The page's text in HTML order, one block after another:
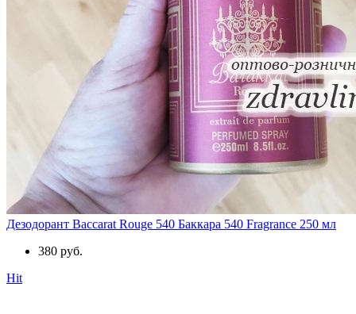
Дезодорант Baccarat Rouge 540 Баккара 540 Fragrance 250 мл
380 руб.
Hit